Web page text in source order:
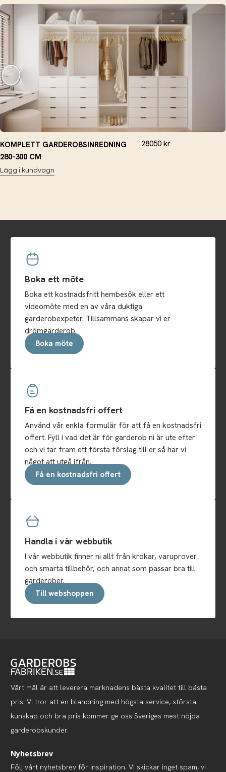
KOMPLETT GARDEROBSINREDNING
280-300 CM
Lägg i kundvagn
28050 kr
Boka ett möte
Boka ett kostnadsfritt hembesök eller ett
videomöte med en av våra duktiga
garderobexpeter. Tillsammans skapar vi er
drömgarderob.
Boka möte
Få en kostnadsfri offert
Använd vår enkla formulär för att få en kostnadsfri
offert. Fyll i vad det är för garderob ni är ute efter
och vi tar fram ett första förslag till er så har vi
något att utgå ifrån.
Få en kostnadsfri offert
Handla i vår webbutik
I vår webbutik finner ni allt från krokar, varuprover
och smarta tillbehör, och annat som passar bra till
garderober.
Till webshoppen
Vårt mål är att leverera marknadens bästa kvalitet till bästa
pris. Vi tror att en blandning med högsta service, största
kunskap och bra pris kommer ge oss Sveriges mest nöjda
garderobskunder.
Nyhetsbrev
Följ vårt nyhetsbrev för inspiration. Vi skickar inget spam, vi